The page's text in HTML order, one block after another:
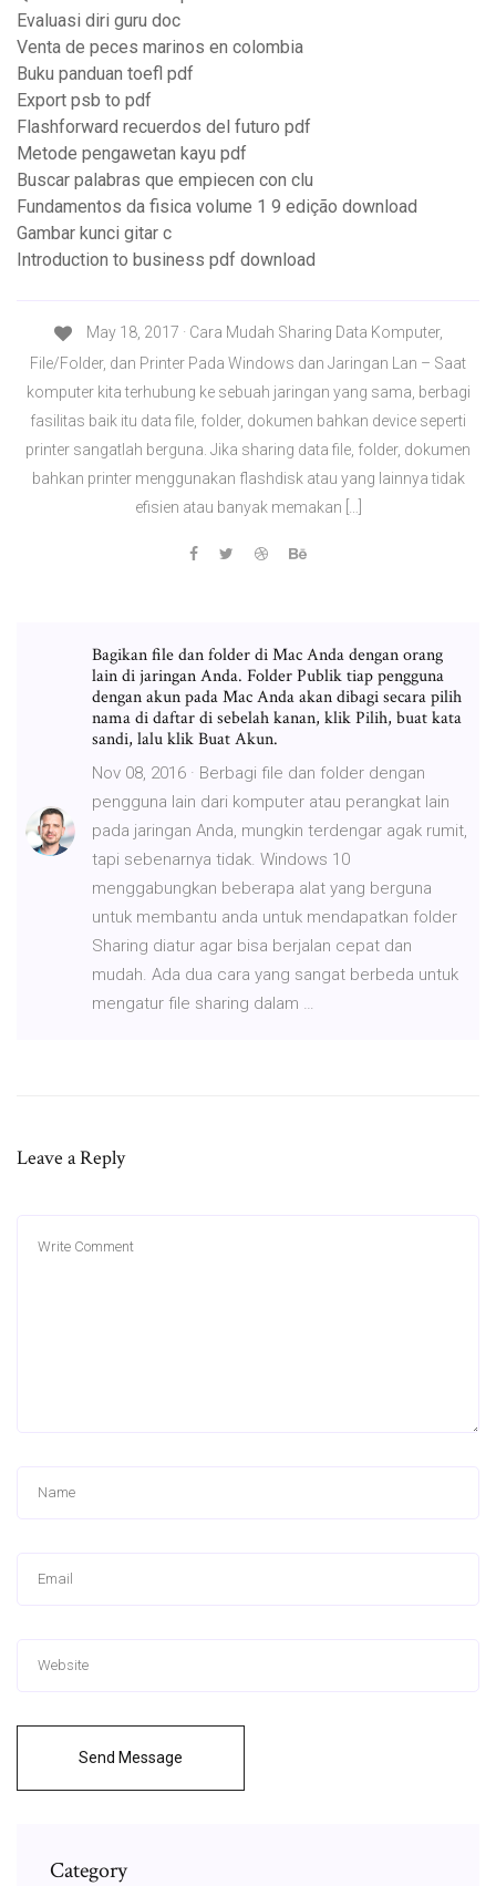
Evaluasi diri guru doc
Venta de peces marinos en colombia
Buku panduan toefl pdf
Export psb to pdf
Flashforward recuerdos del futuro pdf
Metode pengawetan kayu pdf
Buscar palabras que empiecen con clu
Fundamentos da fisica volume 1 9 edição download
Gambar kunci gitar c
Introduction to business pdf download
May 18, 2017 · Cara Mudah Sharing Data Komputer,
File/Folder, dan Printer Pada Windows dan Jaringan Lan – Saat
komputer kita terhubung ke sebuah jaringan yang sama, berbagi
fasilitas baik itu data file, folder, dokumen bahkan device seperti
printer sangatlah berguna. Jika sharing data file, folder, dokumen
bahkan printer menggunakan flashdisk atau yang lainnya tidak
efisien atau banyak memakan […]
Bagikan file dan folder di Mac Anda dengan orang
lain di jaringan Anda. Folder Publik tiap pengguna
dengan akun pada Mac Anda akan dibagi secara pilih
nama di daftar di sebelah kanan, klik Pilih, buat kata
sandi, lalu klik Buat Akun.
Nov 08, 2016 · Berbagi file dan folder dengan
pengguna lain dari komputer atau perangkat lain
pada jaringan Anda, mungkin terdengar agak rumit,
tapi sebenarnya tidak. Windows 10
menggabungkan beberapa alat yang berguna
untuk membantu anda untuk mendapatkan folder
Sharing diatur agar bisa berjalan cepat dan
mudah. Ada dua cara yang sangat berbeda untuk
mengatur file sharing dalam …
Leave a Reply
Send Message
Category